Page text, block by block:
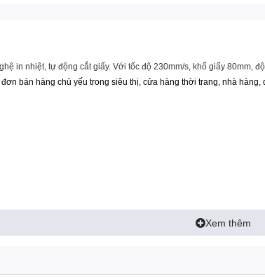
in nhiệt, tự động cắt giấy. Với tốc độ 230mm/s, khổ giấy 80mm,
bán hàng chủ yếu trong siêu thị, cửa hàng thời trang, nhà hàng,
Xem thêm